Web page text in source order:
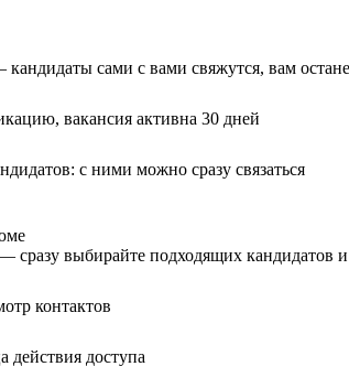
сами с вами свяжутся, вам
вакансия активна 30 дней
с ними можно сразу связаться
выбирайте подходящих кандидатов
контактов
действия доступа